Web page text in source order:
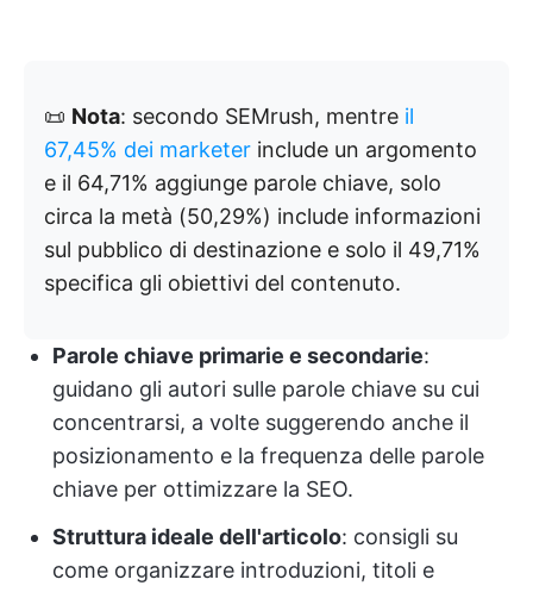
📜 Nota: secondo SEMrush, mentre il
67,45% dei marketer include un argomento
e il 64,71% aggiunge parole chiave, solo
circa la metà (50,29%) include informazioni
sul pubblico di destinazione e solo il 49,71%
specifica gli obiettivi del contenuto.
Parole chiave primarie e secondarie:
guidano gli autori sulle parole chiave su cui
concentrarsi, a volte suggerendo anche il
posizionamento e la frequenza delle parole
chiave per ottimizzare la SEO.
Struttura ideale dell'articolo: consigli su
come organizzare introduzioni, titoli e